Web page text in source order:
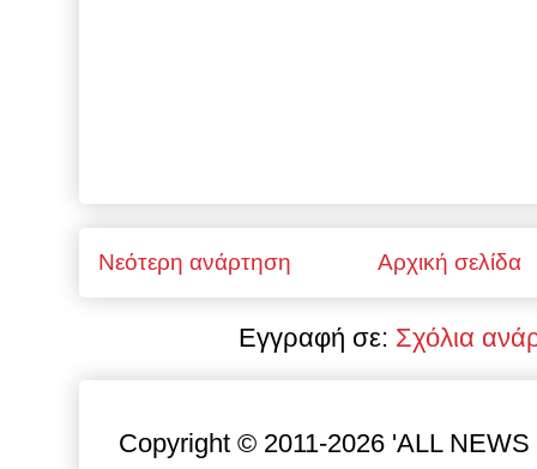
Νεότερη ανάρτηση Αρχική σελίδα
Εγγραφή σε: Σχόλια
Copyright © 2011-2026 'ALL